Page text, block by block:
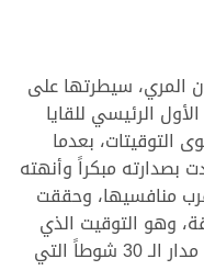
المري، سيطرتها على
الرئيسي للقايا
التوقيتات، بعدما
مبكراً وأنهته
منافسيها، وحققت
قوياً قدره 6.05.21 دقيقة، وهو التوقيت الذي
فشلت جميع المطايا في تخطيه على مدار الـ 30 شوطاً التي